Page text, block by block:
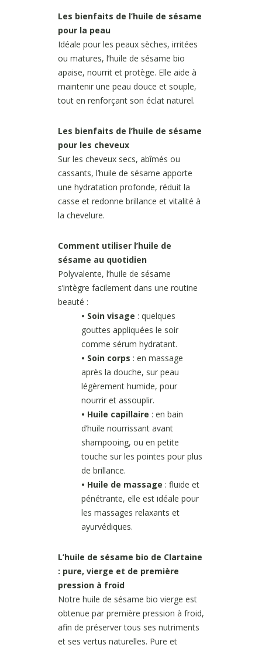
Les bienfaits de l’huile de sésame
pour la peau
Idéale pour les peaux sèches, irritées
ou matures, l’huile de sésame bio
apaise, nourrit et protège. Elle aide à
maintenir une peau douce et souple,
tout en renforçant son éclat naturel.
Les bienfaits de l’huile de sésame
pour les cheveux
Sur les cheveux secs, abîmés ou
cassants, l’huile de sésame apporte
une hydratation profonde, réduit la
casse et redonne brillance et vitalité à
la chevelure.
Comment utiliser l’huile de
sésame au quotidien
Polyvalente, l’huile de sésame
s’intègre facilement dans une routine
beauté :
• Soin visage : quelques
gouttes appliquées le soir
comme sérum hydratant.
• Soin corps : en massage
après la douche, sur peau
légèrement humide, pour
nourrir et assouplir.
• Huile capillaire : en bain
d’huile nourrissant avant
shampooing, ou en petite
touche sur les pointes pour plus
de brillance.
• Huile de massage : fluide et
pénétrante, elle est idéale pour
les massages relaxants et
ayurvédiques.
L’huile de sésame bio de Clartaine
: pure, vierge et de première
pression à froid
Notre huile de sésame bio vierge est
obtenue par première pression à froid,
afin de préserver tous ses nutriments
et ses vertus naturelles. Pure et